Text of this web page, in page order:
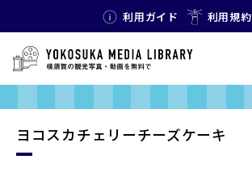
利用ガイド 利用規約
ヨコスカチェリーチーズケーキ